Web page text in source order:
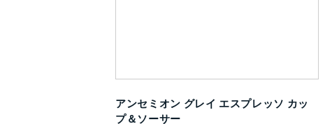
アンセミオン グレイ エスプレッソ カッ
プ＆ソーサー